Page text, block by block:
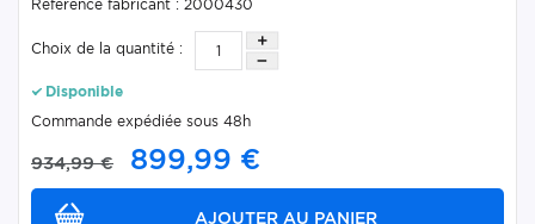
Référence fabricant : 2000430
Choix de la quantité :
Disponible
Commande expédiée sous 48h
934,99 € 899,99 €